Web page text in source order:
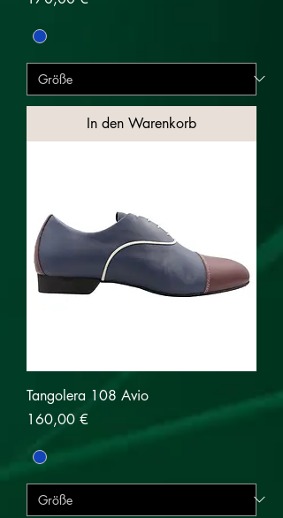
In den Warenkorb
Tangolera 108 Avio
Preis
160,00 €